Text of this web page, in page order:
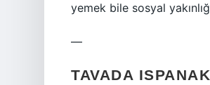
yemek bile sosyal
—
TAVADA